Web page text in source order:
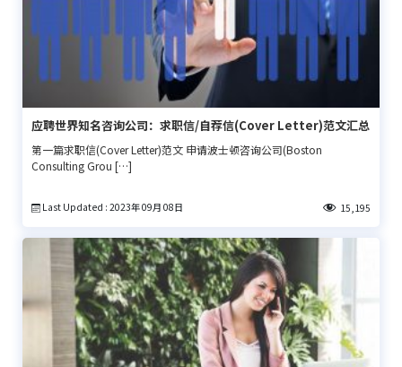
应聘世界知名咨询公司：求职信/自荐信(Cover Letter)范文汇总
第一篇求职信(Cover Letter)范文 申请波士顿咨询公司(Boston
Consulting Grou […]
Last Updated : 2023年 09月 08日 15,195